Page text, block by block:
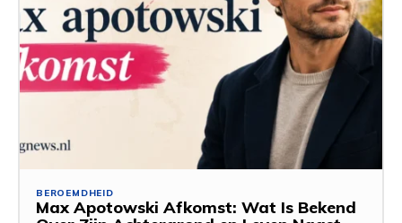
BEROEMDHEID
Max Apotowski Afkomst: Wat Is Bekend